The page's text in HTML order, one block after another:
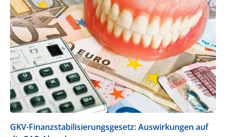
GKV-Finanzstabilisierungsgesetz: Auswirkungen auf